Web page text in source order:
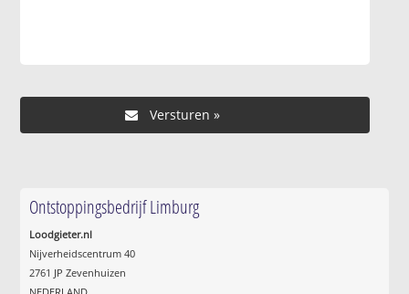
Ontstoppingsbedrijf Limburg
Loodgieter.nl
Nijverheidscentrum 40
2761 JP Zevenhuizen